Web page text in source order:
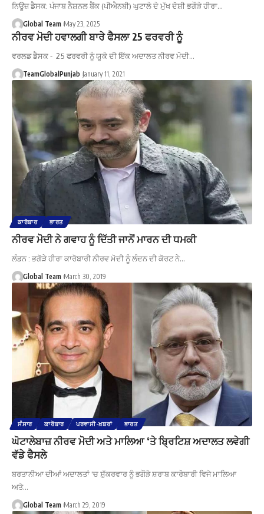
ਨਿਊਜ਼ ਡੈਸਕ: ਪੰਜਾਬ ਨੈਸ਼ਨਲ ਬੈਂਕ (ਪੀਐਨਬੀ) ਘੁਟਾਲੇ ਦੇ ਮੁੱਖ ਦੋਸ਼ੀ ਭਗੌੜੇ ਹੀਰਾ…
Global Team May 23, 2025
ਨੀਰਵ ਮੋਦੀ ਹਵਾਲਗੀ ਬਾਰੇ ਫੈਸਲਾ 25 ਫਰਵਰੀ ਨੂੰ
ਵਰਲਡ ਡੈਸਕ - 25 ਫਰਵਰੀ ਨੂੰ ਯੂਕੇ ਦੀ ਇੱਕ ਅਦਾਲਤ ਨੀਰਵ ਮੋਦੀ…
TeamGlobalPunjab January 11, 2021
ਕਾਰੋਬਾਰ ਭਾਰਤ
ਨੀਰਵ ਮੋਦੀ ਨੇ ਗਵਾਹ ਨੂੰ ਦਿੱਤੀ ਜਾਨੋਂ ਮਾਰਨ ਦੀ ਧਮਕੀ
ਲੰਡਨ : ਭਗੋੜੇ ਹੀਰਾ ਕਾਰੋਬਾਰੀ ਨੀਰਵ ਮੋਦੀ ਨੂੰ ਲੰਦਨ ਦੀ ਕੋਰਟ ਨੇ…
Global Team March 30, 2019
ਸੰਸਾਰ ਕਾਰੋਬਾਰ ਪਰਵਾਸੀ-ਖ਼ਬਰਾਂ ਭਾਰਤ
ਘੋਟਾਲੇਬਾਜ਼ ਨੀਰਵ ਮੋਦੀ ਅਤੇ ਮਾਲਿਆ ‘ਤੇ ਬ੍ਰਿਟਿਸ਼ ਅਦਾਲਤ ਲਵੇਗੀ
ਵੱਡੇ ਫੈਸਲੇ
ਬਰਤਾਨੀਆ ਦੀਆਂ ਅਦਾਲਤਾਂ 'ਚ ਸ਼ੁੱਕਰਵਾਰ ਨੂੰ ਭਗੌੜੇ ਸ਼ਰਾਬ ਕਾਰੋਬਾਰੀ ਵਿਜੇ ਮਾਲਿਆ
ਅਤੇ…
Global Team March 29, 2019